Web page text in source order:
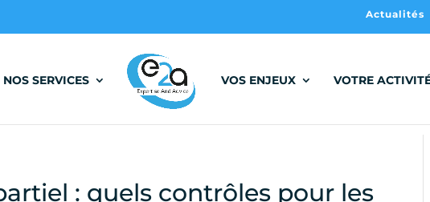
Actualités
NOS SERVICES VOS ENJEUX VOTRE
: quels contrôles pour les